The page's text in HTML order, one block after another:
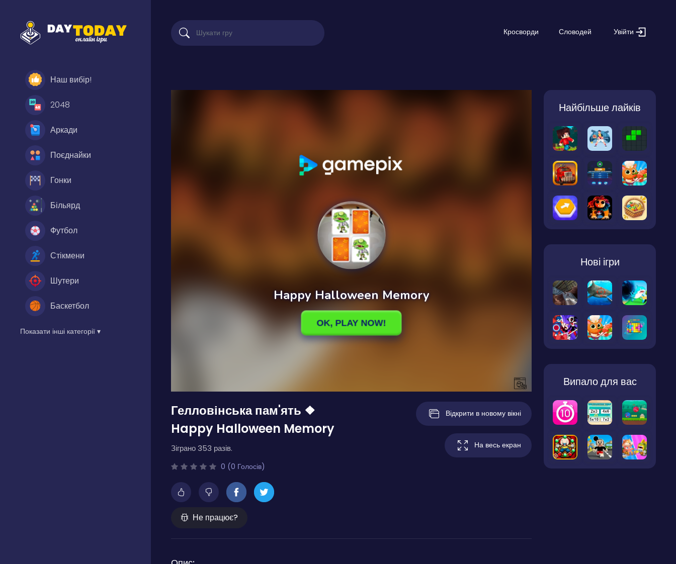
Наш вибір!
2048
Аркади
Поєднайки
Гонки
Більярд
Футбол
Стікмени
Шутери
Баскетбол
Показати інші категорії ▾
Кросворди Словодей Увійти
Гелловінська пам'ять ❖
Happy Halloween Memory
Зіграно 353 разів.
0 (0 Голосів)
Не працює?
Відкрити в новому вікні
На весь екран
Найбільше лайків
Нові ігри
Випало для вас